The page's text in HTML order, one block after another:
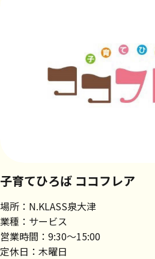
子育てひろば ココフレア
場所：N.KLASS泉大津
業種：サービス
営業時間：9:30～15:00
定休日：木曜日